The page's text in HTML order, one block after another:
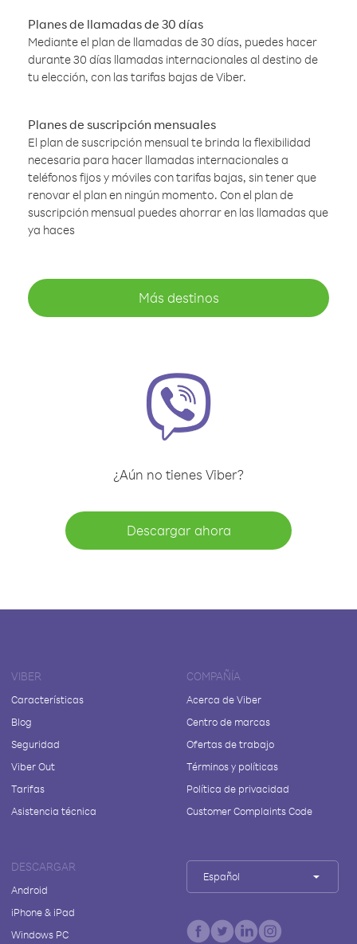
Planes de llamadas de 30 días
Mediante el plan de llamadas de 30 días, puedes hacer
durante 30 días llamadas internacionales al destino de
tu elección, con las tarifas bajas de Viber.
Planes de suscripción mensuales
El plan de suscripción mensual te brinda la flexibilidad
necesaria para hacer llamadas internacionales a
teléfonos fijos y móviles con tarifas bajas, sin tener que
renovar el plan en ningún momento. Con el plan de
suscripción mensual puedes ahorrar en las llamadas que
ya haces
Más destinos
¿Aún no tienes Viber?
Descargar ahora
VIBER
Características
Blog
Seguridad
Viber Out
Tarifas
Asistencia técnica
COMPAÑÍA
Acerca de Viber
Centro de marcas
Ofertas de trabajo
Términos y políticas
Política de privacidad
Customer Complaints Code
DESCARGAR
Android
iPhone & iPad
Windows PC
Español